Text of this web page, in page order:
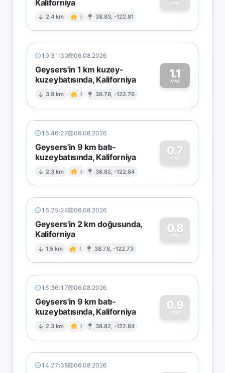
Kaliforniya
2.4 km I 38.83, -122.81
MW
0
19:31:30 06.08.2026
Geysers'in 1 km kuzey-
kuzeybatısında, Kaliforniya
3.8 km I 38.78, -122.76
1.1
MW1
16:46:27 06.08.2026
Geysers'in 9 km batı-
kuzeybatısında, Kaliforniya
2.3 km I 38.82, -122.84
0.7
MW
0
16:25:24 06.08.2026
Geysers'in 2 km doğusunda,
Kaliforniya
1.5 km I 38.78, -122.73
0.8
MW
0
15:36:17 06.08.2026
Geysers'in 9 km batı-
kuzeybatısında, Kaliforniya
2.3 km I 38.82, -122.84
0.9
MW
0
14:27:38 06.08.2026